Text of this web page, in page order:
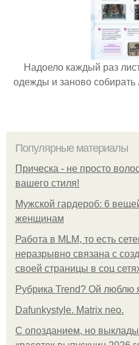
Надоело каждый раз
одежды и заново
Популярные материалы
Прическа - не просто
вашего стиля!
Мужской гардероб: 6
женщинам
Работа в MLM, то есть
неразрывно связана с
своей страницы в соц
Рубрика Trend? Ой люблю
Dafunkystyle. Matrix neo.
С опозданием, но